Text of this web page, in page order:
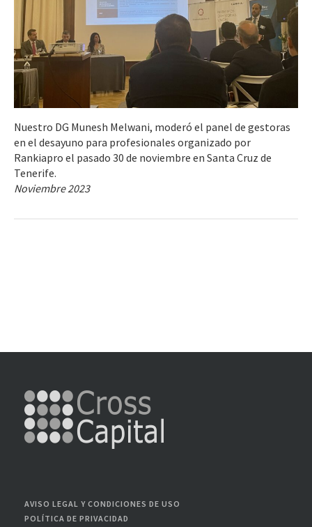
Nuestro DG Munesh Melwani, moderó el panel de gestoras
en el desayuno para profesionales organizado por
Rankiapro el pasado 30 de noviembre en Santa Cruz de
Tenerife.
Noviembre 2023
AVISO LEGAL Y CONDICIONES DE USO
POLÍTICA DE PRIVACIDAD